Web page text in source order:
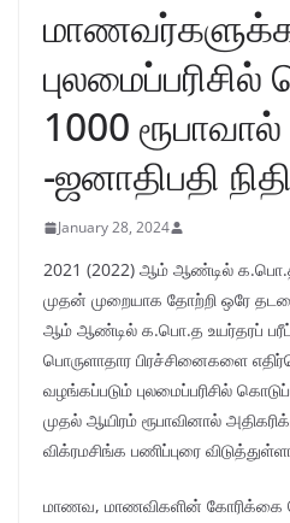
1000 ரூபாவால்
-ஜனாதிபதி
January 28, 2024
2021 (2022) ஆம் ஆண்டில்
முதன் முறையாக தோற்றி ஒரே
ஆம் ஆண்டில் க.பொ.த உயர்தரப்
பொருளாதார பிரச்சினைகளை
வழங்கப்படும் புலமைப்பரிசில்
முதல் ஆயிரம் ரூபாவினால்
விக்ரமசிங்க பணிப்புரை
மாணவ, மாணவிகளின் கோரிக்கை